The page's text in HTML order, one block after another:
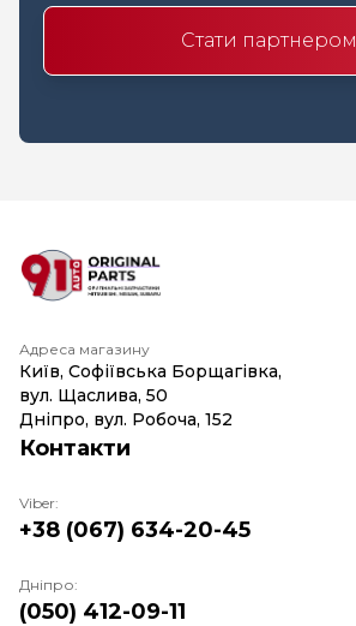
Стати партнером
Адреса магазину
Київ, Софіївська Борщагівка,
вул. Щаслива, 50
Дніпро, вул. Робоча, 152
Контакти
Viber:
+38 (067) 634-20-45
Дніпро:
(050) 412-09-11